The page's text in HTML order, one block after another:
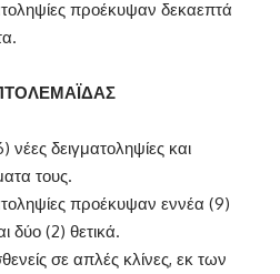
προέκυψαν δεκαεπτά
νέες δειγματοληψίες και
τους.
προέκυψαν εννέα (9)
δύο (2) θετικά.
σε απλές κλίνες, εκ των